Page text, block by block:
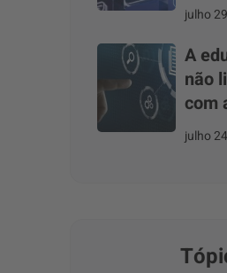
julho
A
não
com
julho